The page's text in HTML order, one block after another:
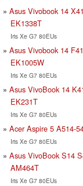
Asus Vivobook 14
EK1338T
Iris Xe G7 80EUs
Asus Vivobook 14
EK1005W
Iris Xe G7 80EUs
Asus VivoBook 14
EK231T
Iris Xe G7 80EUs
Acer Aspire 5 A514-
Iris Xe G7 80EUs
Asus VivoBook S14
AM464T
Iris Xe G7 80EUs